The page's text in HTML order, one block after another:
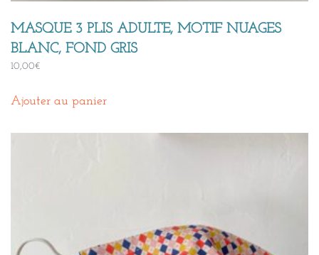
MASQUE 3 PLIS ADULTE, MOTIF NUAGES
BLANC, FOND GRIS
10,00€
Ajouter au panier